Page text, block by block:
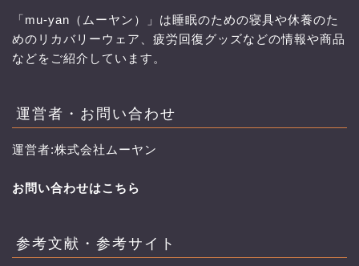
「mu-yan（ムーヤン）」は睡眠のための寝具や休養のた
めのリカバリーウェア、疲労回復グッズなどの情報や商品
などをご紹介しています。
運営者・お問い合わせ
運営者:株式会社ムーヤン
お問い合わせはこちら
参考文献・参考サイト